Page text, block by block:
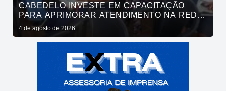
CABEDELO INVESTE EM CAPACITAÇÃO
PARA APRIMORAR ATENDIMENTO NA REDE
DE BARES E RESTAURANTES
4 de agosto de 2026